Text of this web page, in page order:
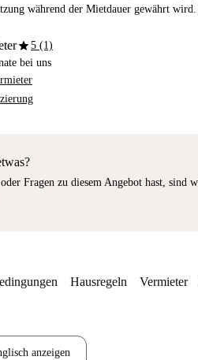
während der Mietdauer gewährt wird.
star5 (1)
bei uns
Fragen zu diesem Angebot hast, sind
Hausregeln Vermieter
anzeigen